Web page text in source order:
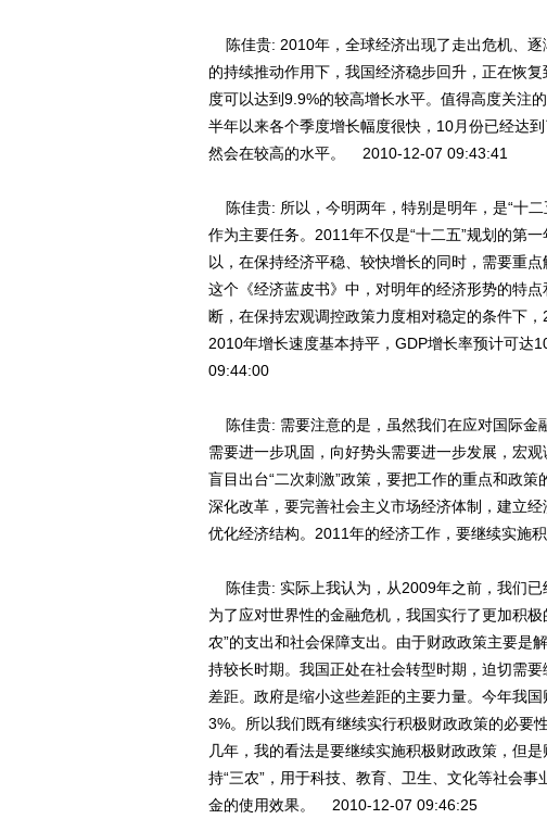
陈佳贵: 2010年，全球经济出现了走出危机、
的持续推动作用下，我国经济稳步回升，正在恢
度可以达到9.9%的较高增长水平。值得高度关注
半年以来各个季度增长幅度很快，10月份已经达
然会在较高的水平。 2010-12-07 09:43:41
陈佳贵: 所以，今明两年，特别是明年，是“十
作为主要任务。2011年不仅是“十二五”规划的第
以，在保持经济平稳、较快增长的同时，需要重
这个《经济蓝皮书》中，对明年的经济形势的特
断，在保持宏观调控政策力度相对稳定的条件下
2010年增长速度基本持平，GDP增长率预计可
09:44:00
陈佳贵: 需要注意的是，虽然我们在应对国际金
需要进一步巩固，向好势头需要进一步发展，宏
盲目出台“二次刺激”政策，要把工作的重点和政
深化改革，要完善社会主义市场经济体制，建立
优化经济结构。2011年的经济工作，要继续实
陈佳贵: 实际上我认为，从2009年之前，我们已
为了应对世界性的金融危机，我国实行了更加积
农”的支出和社会保障支出。由于财政政策主要是
持较长时期。我国正处在社会转型时期，迫切需
差距。政府是缩小这些差距的主要力量。今年我
3%。所以我们既有继续实行积极财政政策的必要
几年，我的看法是要继续实施积极财政政策，但
持“三农”，用于科技、教育、卫生、文化等社会
金的使用效果。 2010-12-07 09:46:25